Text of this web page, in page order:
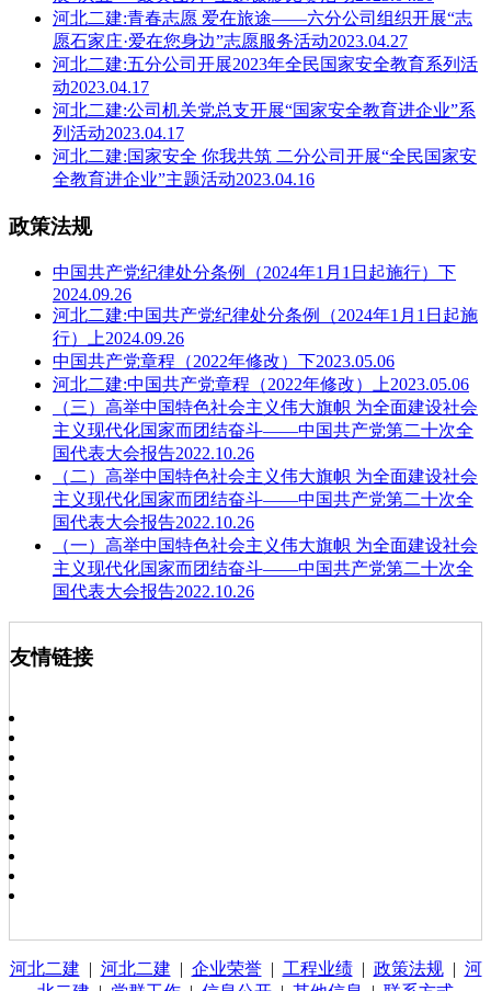
河北二建:青春志愿 爱在旅途——六分公司组织开展“志
愿石家庄·爱在您身边”志愿服务活动2023.04.27
河北二建:五分公司开展2023年全民国家安全教育系列活
动2023.04.17
河北二建:公司机关党总支开展“国家安全教育进企业”系
列活动2023.04.17
河北二建:国家安全 你我共筑 二分公司开展“全民国家安
全教育进企业”主题活动2023.04.16
政策法规
中国共产党纪律处分条例（2024年1月1日起施行）下
2024.09.26
河北二建:中国共产党纪律处分条例（2024年1月1日起施
行）上2024.09.26
中国共产党章程（2022年修改）下2023.05.06
河北二建:中国共产党章程（2022年修改）上2023.05.06
（三）高举中国特色社会主义伟大旗帜 为全面建设社会
主义现代化国家而团结奋斗——中国共产党第二十次全
国代表大会报告2022.10.26
（二）高举中国特色社会主义伟大旗帜 为全面建设社会
主义现代化国家而团结奋斗——中国共产党第二十次全
国代表大会报告2022.10.26
（一）高举中国特色社会主义伟大旗帜 为全面建设社会
主义现代化国家而团结奋斗——中国共产党第二十次全
国代表大会报告2022.10.26
友情链接
河北二建 | 河北二建 | 企业荣誉| 工程业绩| 政策法规| 河